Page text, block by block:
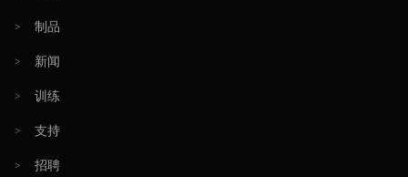
> 制品
> 新闻
> 训练
> 支持
> 招聘